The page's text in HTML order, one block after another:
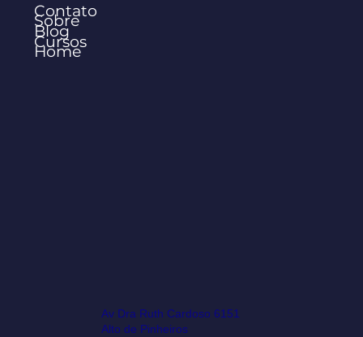
Home
Cursos
Blog
Sobre
Contato
Av Dra Ruth Cardoso 6151
Alto de Pinheiros